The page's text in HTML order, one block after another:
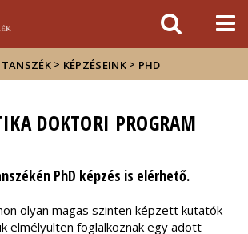
sajtóban
TANSZÉK > KÉPZÉSEINK > PHD
DOKTORI PROGRAM
PhD képzés is elérhető.
olyan magas szinten képzett kutatók
elmélyülten foglalkoznak egy adott